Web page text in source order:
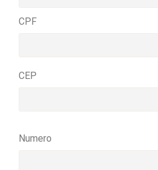
CPF
CEP
Numero